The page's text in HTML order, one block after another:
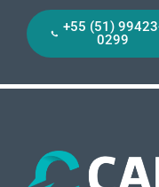
+55 (51)
0299